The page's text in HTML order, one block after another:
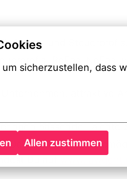
sicherzustellen, dass
Allen zustimmen
Recht- und Steuerprofis.
ReFas, NoFas
attraktive
passende
Deine neuen
Du auf